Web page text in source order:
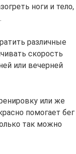
ноги и тело,
различные
скорость
или вечерней
или же
помогает бег
так можно